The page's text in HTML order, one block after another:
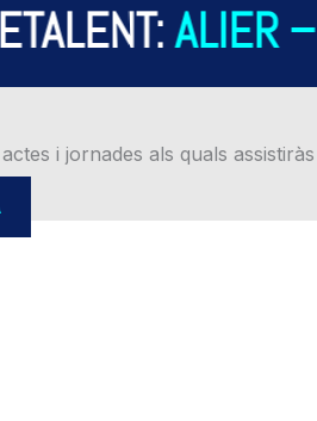
ALIER –
i jornades als quals assistiràs